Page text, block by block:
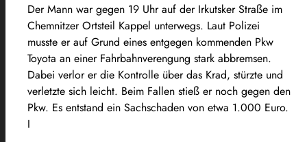
Der Mann war gegen 19 Uhr auf der Irkutsker Straße im
Chemnitzer Ortsteil Kappel unterwegs. Laut Polizei
musste er auf Grund eines entgegen kommenden Pkw
Toyota an einer Fahrbahnverengung stark abbremsen.
Dabei verlor er die Kontrolle über das Krad, stürzte und
verletzte sich leicht. Beim Fallen stieß er noch gegen den
Pkw. Es entstand ein Sachschaden von etwa 1.000 Euro.
I